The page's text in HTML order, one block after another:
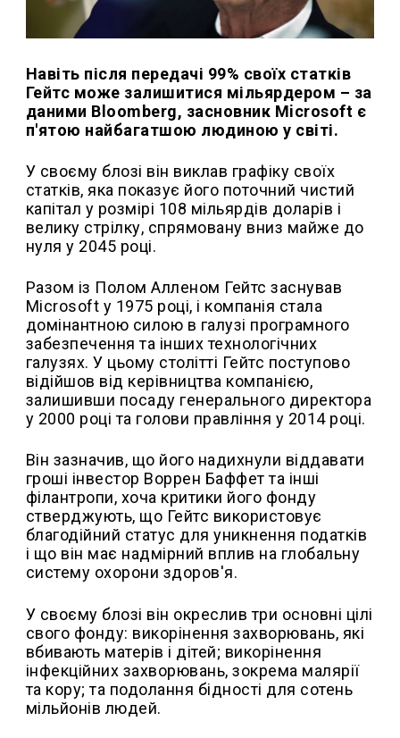
Навіть після передачі 99% своїх статків
Гейтс може залишитися мільярдером – за
даними Bloomberg, засновник Microsoft є
п'ятою найбагатшою людиною у світі.
У своєму блозі він виклав графіку своїх
статків, яка показує його поточний чистий
капітал у розмірі 108 мільярдів доларів і
велику стрілку, спрямовану вниз майже до
нуля у 2045 році.
Разом із Полом Алленом Гейтс заснував
Microsoft у 1975 році, і компанія стала
домінантною силою в галузі програмного
забезпечення та інших технологічних
галузях. У цьому столітті Гейтс поступово
відійшов від керівництва компанією,
залишивши посаду генерального директора
у 2000 році та голови правління у 2014 році.
Він зазначив, що його надихнули віддавати
гроші інвестор Воррен Баффет та інші
філантропи, хоча критики його фонду
стверджують, що Гейтс використовує
благодійний статус для уникнення податків
і що він має надмірний вплив на глобальну
систему охорони здоров'я.
У своєму блозі він окреслив три основні цілі
свого фонду: викорінення захворювань, які
вбивають матерів і дітей; викорінення
інфекційних захворювань, зокрема малярії
та кору; та подолання бідності для сотень
мільйонів людей.